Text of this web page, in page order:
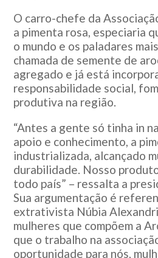
O carro-chefe da
a pimenta rosa, especiaria
o mundo e os paladares
chamada de semente de
agregado e já está
responsabilidade social,
produtiva na região.
“Antes a gente só tinha in
apoio e conhecimento, a
industrializada, alcançado
durabilidade. Nosso
todo país” – ressalta a
Sua argumentação é
extrativista Núbia
mulheres que compõem a
que o trabalho na
oportunidade para nós,